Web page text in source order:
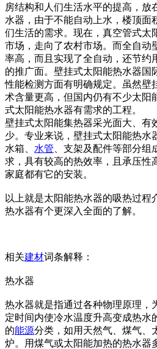
房结构和人们生活水平的提高，放
水器，由于不能自动上水，楼顶面
们生活的需求。现在，真空管式太
市场，走向了农村市场。而全自动
率高，而且实现了全自动，还节约
的推广面。壁挂式太阳能热水器国
性能检测方面有明确规定。虽然壁
术含量更高，但国内仍有不少太阳
式太阳能热水器有需求的工程。
壁挂式太阳能集热器采光面大、有
少。专业来说，壁挂式太阳能热水
水箱、 水管 、支架及配件等部分
求，具有较高的热效率，且承压性
家庭都有它的安装。
以上就是太阳能热水器的吸热过程
热水器有个更深入全面的了解。
相关建材词条解释：
热水器
热水器就是指通过各种物理原理，
定时间内使冷水温度升高变成热水
的能源分类，如用天然气、煤气、
炉。用煤气或太阳能加热的热水器